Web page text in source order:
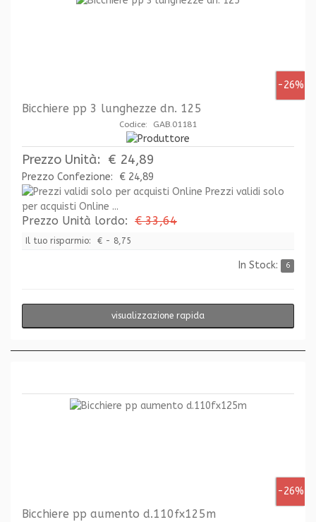
-26%
Bicchiere pp 3 lunghezze dn. 125
Codice: GAB.01181
Prezzo Unità: € 24,89
Prezzo Confezione:
€ 24,89
Prezzi validi solo
per acquisti Online ...
Prezzo Unità lordo: € 33,64
Il tuo risparmio: € - 8,75
In Stock: 6
visualizzazione rapida
-26%
Bicchiere pp aumento d.110fx125m